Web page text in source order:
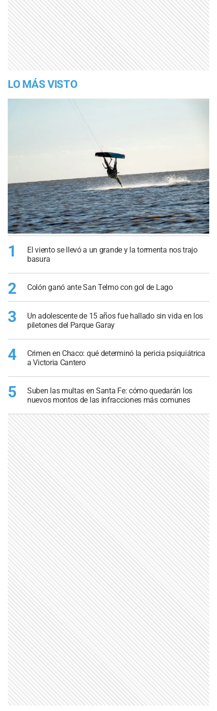
LO MÁS VISTO
1
El viento se llevó a un grande y la tormenta nos trajo
basura
2 Colón ganó ante San Telmo con gol de Lago
3
Un adolescente de 15 años fue hallado sin vida en los
piletones del Parque Garay
4
Crimen en Chaco: qué determinó la pericia psiquiátrica
a Victoria Cantero
5
Suben las multas en Santa Fe: cómo quedarán los
nuevos montos de las infracciones más comunes